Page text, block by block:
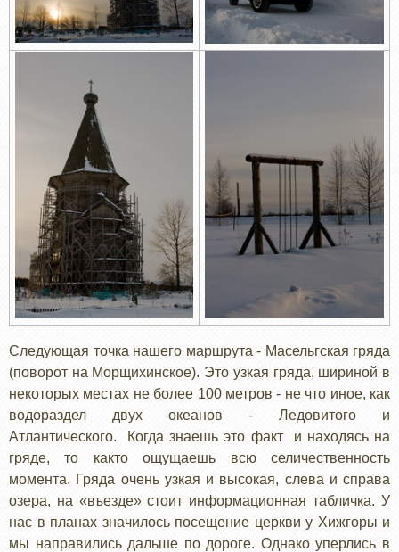
Следующая точка нашего маршрута - Масельгская гряда
(поворот на Морщихинское). Это узкая гряда, шириной в
некоторых местах не более 100 метров - не что иное, как
водораздел двух океанов - Ледовитого и
Атлантического. Когда знаешь это факт и находясь на
гряде, то както ощущаешь всю селичественность
момента. Гряда очень узкая и высокая, слева и справа
озера, на «въезде» стоит информационная табличка. У
нас в планах значилось посещение церкви у Хижгоры и
мы направились дальше по дороге. Однако уперлись в